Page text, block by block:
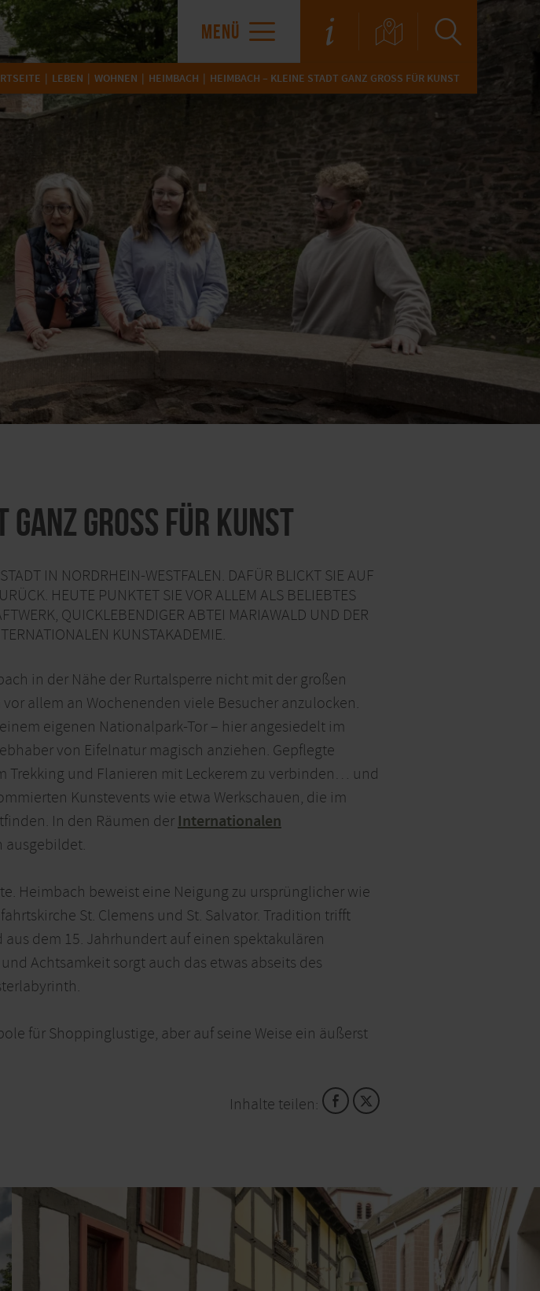
MENÜ
LEBEN WOHNEN HEIMBACH HEIMBACH – KLEINE STADT GANZ GROSS FÜR KUNST
ganz groß für Kunst
IN NORDRHEIN-WESTFALEN. DAFÜR BLICKT SIE AUF
HEUTE PUNKTET SIE VOR ALLEM ALS BELIEBTES
QUICKLEBENDIGER ABTEI MARIAWALD UND DER
KUNSTAKADEMIE.
in der Nähe der Rurtalsperre nicht mit der großen
allem an Wochenenden viele Besucher anzulocken.
eigenen Nationalpark-Tor – hier angesiedelt im
von Eifelnatur magisch anziehen. Gepflegte
Trekking und Flanieren mit Leckerem zu verbinden… und
Kunstevents wie etwa Werkschauen, die im
In den Räumen der Internationalen
ausgebildet.
Heimbach beweist eine Neigung zu ursprünglicher wie
St. Clemens und St. Salvator. Tradition trifft
dem 15. Jahrhundert auf einen spektakulären
Achtsamkeit sorgt auch das etwas abseits des
für Shoppinglustige, aber auf seine Weise ein äußerst
Inhalte teilen: